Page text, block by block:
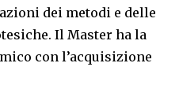
dei metodi e delle
Il Master ha la
con l’acquisizione